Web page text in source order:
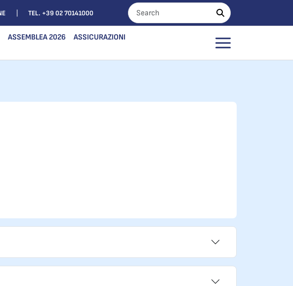
TEL. +39 02 70141000
ASSEMBLEA 2026
ASSICURAZIONI